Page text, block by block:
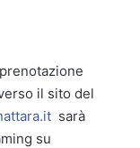
il sito del
sarà
su